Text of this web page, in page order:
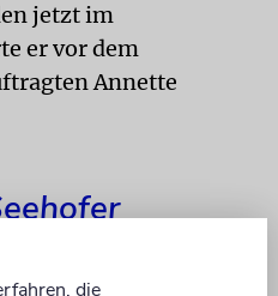
jetzt im
er vor dem
Annette
die